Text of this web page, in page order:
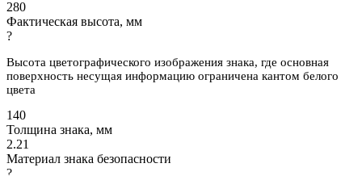
280
Фактическая высота, мм
?
Высота цветографического изображения знака, где основная
поверхность несущая информацию ограничена кантом белого
цвета
140
Толщина знака, мм
2.21
Материал знака безопасности